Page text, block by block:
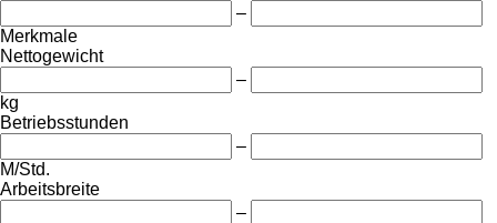
–
Merkmale
Nettogewicht
–
kg
Betriebsstunden
–
M/Std.
Arbeitsbreite
–